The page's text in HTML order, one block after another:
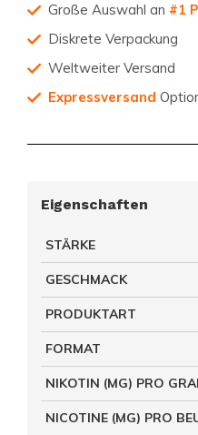
Große Auswahl an #1
Diskrete Verpackung
Weltweiter Versand
Expressversand
Eigenschaften
STÄRKE
GESCHMACK
PRODUKTART
FORMAT
NIKOTIN (MG) PRO
NICOTINE (MG) PRO